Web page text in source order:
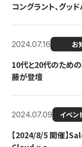
コングラント、グッ
2024.07.16 お
10代と20代のため
藤が登壇
2024.07.09 イベン
【2024/8/5 開催】